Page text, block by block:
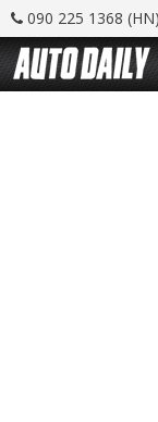
090 225 1368